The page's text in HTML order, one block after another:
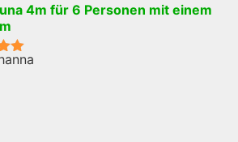
4m für 6 Personen mit einem
mit